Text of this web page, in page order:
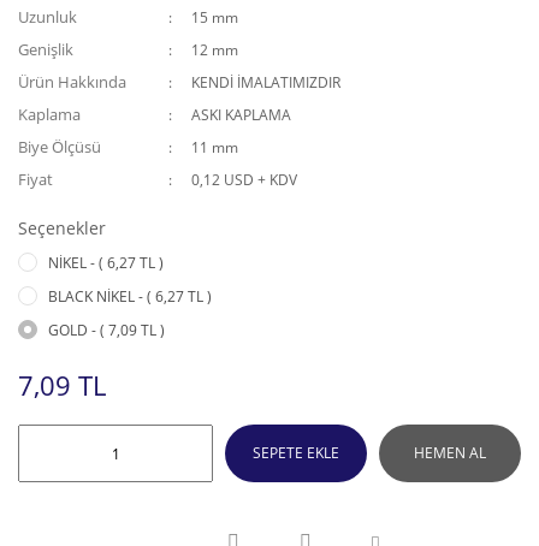
Uzunluk 15 mm
Genişlik 12 mm
Ürün Hakkında KENDİ İMALATIMIZDIR
Kaplama ASKI KAPLAMA
Biye Ölçüsü 11 mm
Fiyat 0,12 USD + KDV
Seçenekler
NİKEL - ( 6,27 TL )
BLACK NİKEL - ( 6,27 TL )
GOLD - ( 7,09 TL )
7,09 TL
SEPETE EKLE HEMEN AL